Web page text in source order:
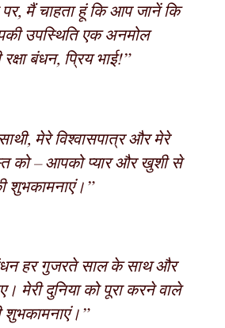
पर, मैं चाहता हूं कि आप जानें कि
उपस्थिति एक अनमोल
बंधन, प्रिय भाई!”
मेरे विश्वासपात्र और मेरे
को – आपको प्यार और खुशी से
शुभकामनाएं।”
हर गुजरते साल के साथ और
मेरी दुनिया को पूरा करने वाले
शुभकामनाएं।”